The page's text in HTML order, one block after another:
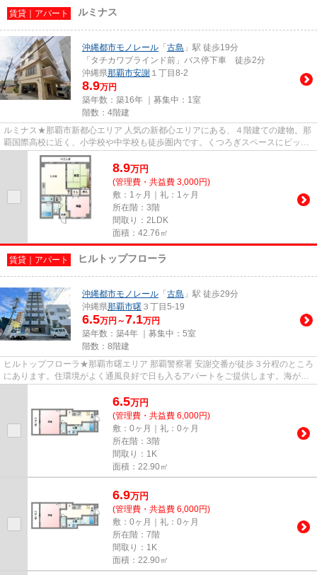
賃貸｜アパート ルミナス
沖縄都市モノレール 「 古島 」駅 徒歩19分
「タチカワブラインド前」バス停下車 徒歩2分
沖縄県那覇市安謝 １丁目8-2
8.9万円
築年数：築16年 ｜募集中： 1室
階数：4階建
ルミナス★那覇市新都心エリア 人気の新都心エリアにある、４階建ての建物。那
覇国際高校に近く、小学校や中学校も徒歩圏内です。くつろぎスペースにピッタ
リの和室がある和洋タイプの...
8.9万円
(管理費・共益費 3,000円)
敷：1ヶ月｜礼：1ヶ月
所在階：3階
間取り：2LDK
面積：42.76㎡
賃貸｜アパート ヒルトップフローラ
沖縄都市モノレール 「 古島 」駅 徒歩29分
沖縄県那覇市曙 ３丁目5-19
6.5万円～7.1万円
築年数：築4年 ｜募集中： 5室
階数：8階建
ヒルトップフローラ★那覇市曙エリア 那覇警察署 安謝交番が徒歩３分程のところ
にあります。住環境がよく通風良好で日も入るアパートをご提供します。海が近
6.5万円
(管理費・共益費 6,000円)
敷：0ヶ月｜礼：0ヶ月
所在階：3階
間取り：1K
面積：22.90㎡
6.9万円
(管理費・共益費 6,000円)
敷：0ヶ月｜礼：0ヶ月
所在階：7階
間取り：1K
面積：22.90㎡